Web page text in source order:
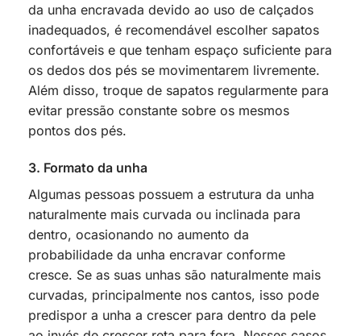
da unha encravada devido ao uso de calçados
inadequados, é recomendável escolher sapatos
confortáveis e que tenham espaço suficiente para
os dedos dos pés se movimentarem livremente.
Além disso, troque de sapatos regularmente para
evitar pressão constante sobre os mesmos
pontos dos pés.
3. Formato da unha
Algumas pessoas possuem a estrutura da unha
naturalmente mais curvada ou inclinada para
dentro, ocasionando no aumento da
probabilidade da unha encravar conforme
cresce. Se as suas unhas são naturalmente mais
curvadas, principalmente nos cantos, isso pode
predispor a unha a crescer para dentro da pele